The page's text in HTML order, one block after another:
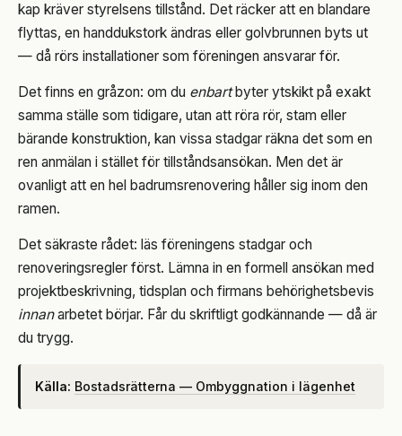
kap kräver styrelsens tillstånd. Det räcker att en blandare
flyttas, en handdukstork ändras eller golvbrunnen byts ut
— då rörs installationer som föreningen ansvarar för.
Det finns en gråzon: om du enbartbyter ytskikt på exakt
samma ställe som tidigare, utan att röra rör, stam eller
bärande konstruktion, kan vissa stadgar räkna det som en
ren anmälan i stället för tillståndsansökan. Men det är
ovanligt att en hel badrumsrenovering håller sig inom den
ramen.
Det säkraste rådet: läs föreningens stadgar och
renoveringsregler först. Lämna in en formell ansökan med
projektbeskrivning, tidsplan och firmans behörighetsbevis
innanarbetet börjar. Får du skriftligt godkännande — då är
du trygg.
Källa: Bostadsrätterna — Ombyggnation i lägenhet